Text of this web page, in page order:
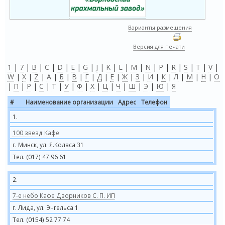
Варианты размещения
Версия для печати
1 | 7 | B | C | D | E | G | J | K | L | M | N | P | R | S | T | V|
W | X | Z | А | Б | В | Г | Д | Е | Ж | З | И | К |Л | М | Н | О
| П | Р | С | Т | У | Ф | Х | Ц | Ч | Ш | Э | Ю | Я
# Наименование организации Адрес
Телефон
1.
100 звезд Кафе
г. Минск, ул. Я.Коласа 31
Тел. (017) 47 96 61
2.
7-е небо Кафе Дворников С. П. ИП
г. Лида, ул. Энгельса 1
Тел. (0154) 52 77 74